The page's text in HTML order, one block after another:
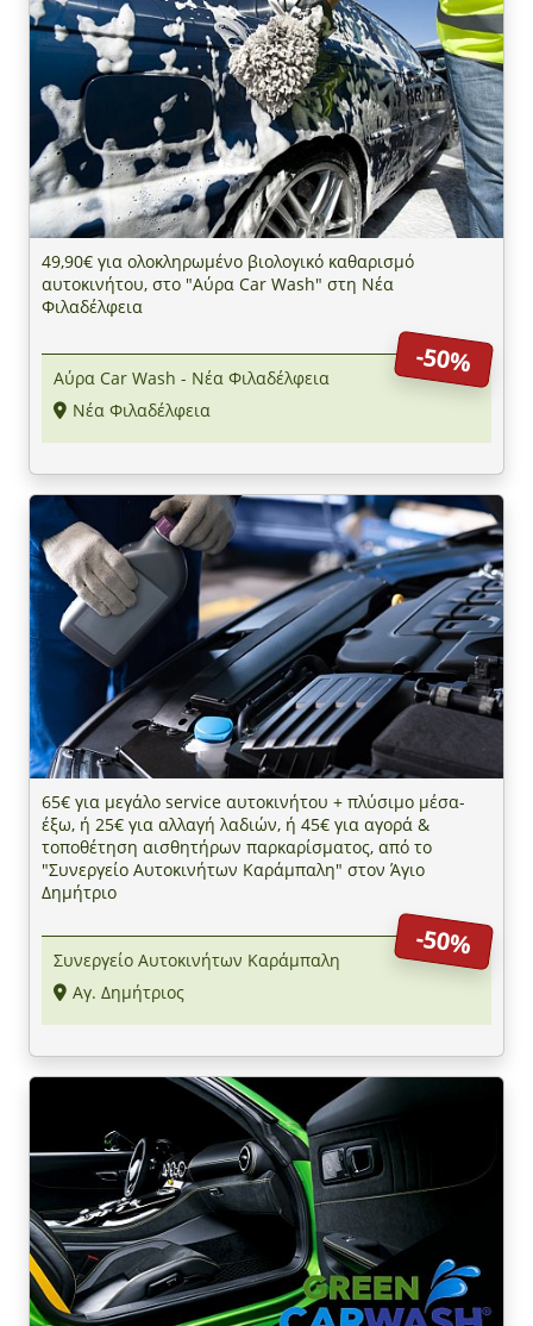
49,90€ για ολοκληρωμένο βιολογικό καθαρισμό
αυτοκινήτου, στο "Αύρα Car Wash" στη Νέα
Φιλαδέλφεια
-50%
Αύρα Car Wash - Νέα Φιλαδέλφεια
Νέα Φιλαδέλφεια
65€ για μεγάλο service αυτοκινήτου + πλύσιμο μέσα-
έξω, ή 25€ για αλλαγή λαδιών, ή 45€ για αγορά &
τοποθέτηση αισθητήρων παρκαρίσματος, από τo
"Συνεργείο Αυτοκινήτων Καράμπαλη" στον Άγιο
Δημήτριο
-50%
Συνεργείο Αυτοκινήτων Καράμπαλη
Αγ. Δημήτριος